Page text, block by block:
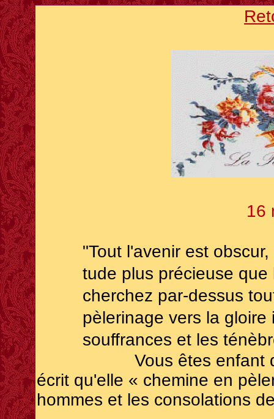
16
"Tout l'avenir est
tude plus précieuse
cherchez par-dessus
pèlerinage vers la
souffrances et les
Vous êtes enfant de
écrit qu'elle « chemine en
hommes et les consolations